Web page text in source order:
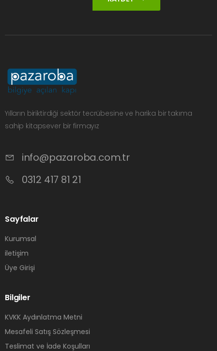
Yılların biriktirdiği sektör tecrübesine ve harika bir takıma
sahip kitapsever bir firmayız
info@pazaroba.com.tr
0312 417 81 21
Sayfalar
Kurumsal
iletişim
Üye Girişi
Bilgiler
KVKK Aydınlatma Metni
Mesafeli Satış Sözleşmesi
Teslimat ve İade Koşulları